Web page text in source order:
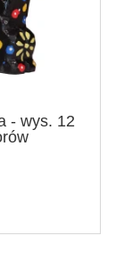
- wys. 12